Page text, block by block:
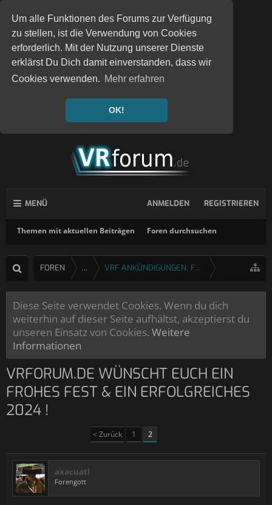
Um alle Funktionen des Forums zur Verfügung
zu stellen, ist die Verwendung von Cookies
erforderlich. Mit der Nutzung unserer Dienste
erklärst Du Dich damit einverstanden, dass wir
Cookies verwenden. Mehr erfahren
OK!
MENÜ
Themen mit aktuellen Beiträgen Foren durchsuchen
ANMELDEN REGISTRIEREN
FOREN ... VRF ANKÜNDIGUNGEN, FEEDBACK & FRAGEN
Diese Seite verwendet Cookies. Wenn du dich
weiterhin auf dieser Seite aufhältst, akzeptierst du
unseren Einsatz von Cookies. Weitere
Informationen
VRFORUM.DE WÜNSCHT EUCH EIN
FROHES FEST & EIN ERFOLGREICHES
2024 !
< Zurück 1 2
axacuatl
Forengott